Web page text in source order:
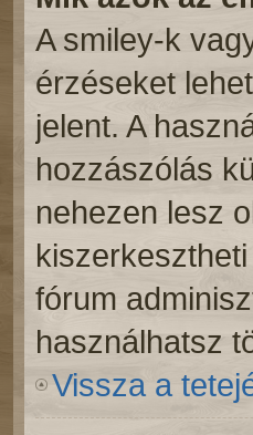
A smiley-k
érzéseket
jelent. A
hozzászólás
nehezen lesz
fórum
használhatsz
Vissza a